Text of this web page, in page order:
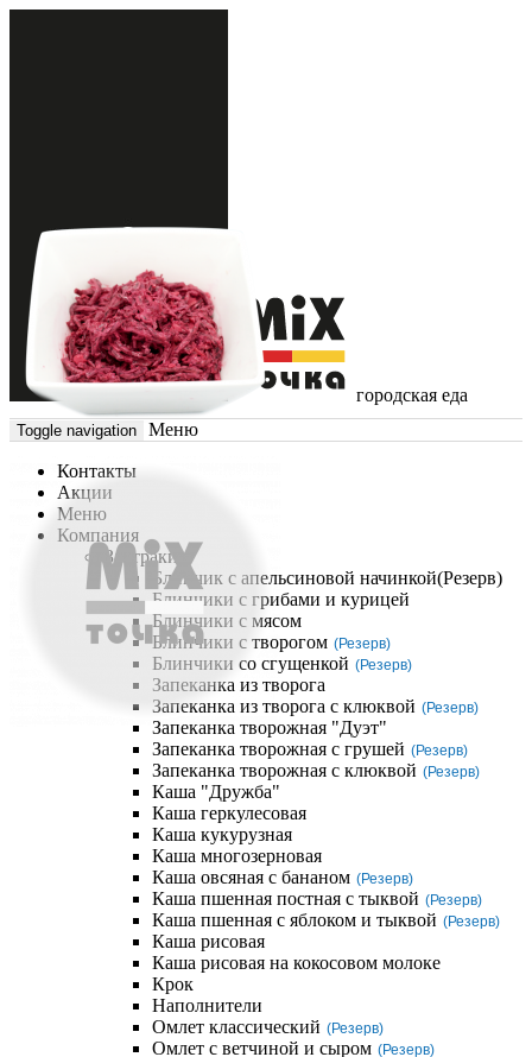
городская еда
Toggle navigation Меню
Контакты
Акции
Меню
Компания
Завтраки
Блинчик с апельсиновой начинкой(Резерв)
Блинчики с грибами и курицей
Блинчики с мясом
Блинчики с творогом (Резерв)
Блинчики со сгущенкой (Резерв)
Запеканка из творога
Запеканка из творога с клюквой (Резерв)
Запеканка творожная "Дуэт"
Запеканка творожная с грушей (Резерв)
Запеканка творожная с клюквой (Резерв)
Каша "Дружба"
Каша геркулесовая
Каша кукурузная
Каша многозерновая
Каша овсяная с бананом (Резерв)
Каша пшенная постная с тыквой (Резерв)
Каша пшенная с яблоком и тыквой (Резерв)
Каша рисовая
Каша рисовая на кокосовом молоке
Крок
Наполнители
Омлет классический (Резерв)
Омлет с ветчиной и сыром (Резерв)